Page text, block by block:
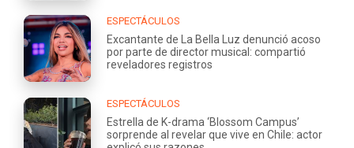
ESPECTÁCULOS
Excantante de La Bella Luz denunció acoso
por parte de director musical: compartió
reveladores registros
ESPECTÁCULOS
Estrella de K-drama ‘Blossom Campus’
sorprende al revelar que vive en Chile: actor